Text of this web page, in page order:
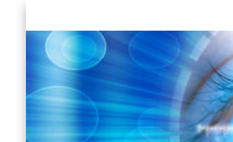
to
content
vinivida.lk